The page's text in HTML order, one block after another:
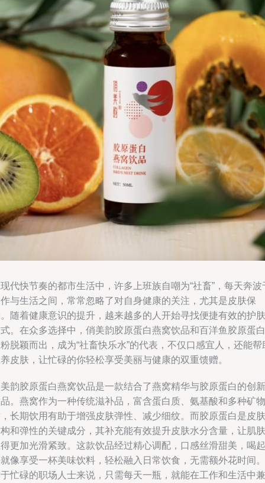
代快节奏的都市生活中，许多上班族自嘲为“社畜”，每天奔波
与生活之间，常常忽略了对自身健康的关注，尤其是皮肤保
随着健康意识的提升，越来越多的人开始寻找便捷有效的护肤
。在众多选择中，俏美韵胶原蛋白燕窝饮品和百洋鱼胶原蛋白
脱颖而出，成为“社畜快乐水”的代表，不仅口感宜人，还能帮
皮肤，让忙碌的你轻松享受美丽与健康的双重馈赠。
韵胶原蛋白燕窝饮品是一款结合了燕窝精华与胶原蛋白的创新
。燕窝作为一种传统滋补品，富含蛋白质、氨基酸和多种矿物
长期饮用有助于增强皮肤弹性、减少细纹。而胶原蛋白是皮肤
和弹性的关键成分，其补充能有效提升皮肤水分含量，让肌肤
更加光滑紧致。这款饮品经过精心调配，口感丝滑甜美，喝起
像享受一杯美味饮料，轻松融入日常饮食，无需额外花时间。
忙碌的职场人士来说，只需每天一瓶，就能在工作和生活中兼